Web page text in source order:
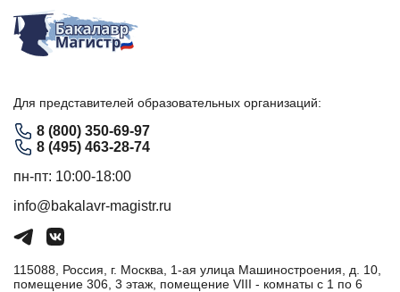
Для представителей образовательных организаций:
8 (800) 350-69-97
8 (495) 463-28-74
пн-пт: 10:00-18:00
info@bakalavr-magistr.ru
115088, Россия, г. Москва, 1-ая улица Машиностроения, д. 10,
помещение 306, 3 этаж, помещение VIII - комнаты с 1 по 6